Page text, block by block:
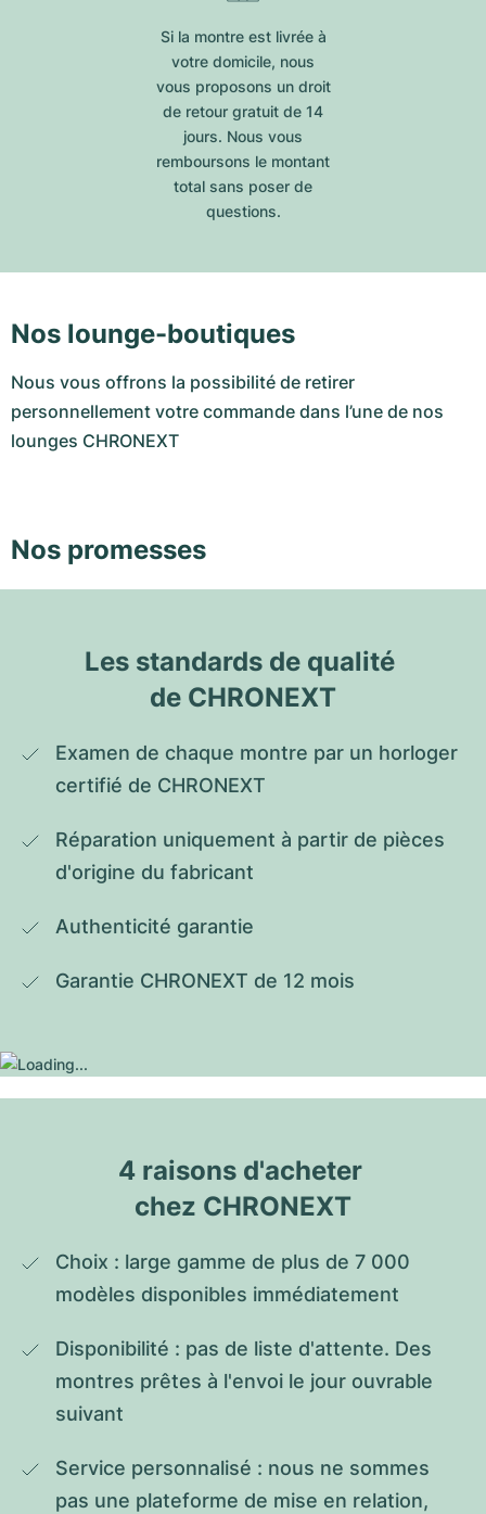
Si la montre est livrée à
votre domicile, nous
vous proposons un droit
de retour gratuit de 14
jours. Nous vous
remboursons le montant
total sans poser de
questions.
Nos lounge-boutiques
Nous vous offrons la possibilité de retirer
personnellement votre commande dans l’une de nos
lounges CHRONEXT
Nos promesses
Les standards de qualité
de CHRONEXT
Examen de chaque montre par un horloger
certifié de CHRONEXT
Réparation uniquement à partir de pièces
d'origine du fabricant
Authenticité garantie
Garantie CHRONEXT de 12 mois
4 raisons d'acheter
chez CHRONEXT
Choix : large gamme de plus de 7 000
modèles disponibles immédiatement
Disponibilité : pas de liste d'attente. Des
montres prêtes à l'envoi le jour ouvrable
suivant
Service personnalisé : nous ne sommes
pas une plateforme de mise en relation,